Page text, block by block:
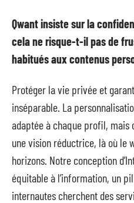
Qwant insiste sur la
cela ne risque-t-il pas de
habitués aux contenus
Protéger la vie privée et
inséparable. La
adaptée à chaque profil, mais
une vision réductrice, là où le
horizons. Notre conception
équitable à l’information, un
internautes cherchent des